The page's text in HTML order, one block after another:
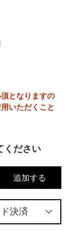
となりますの
いただくこと
ください
追加する